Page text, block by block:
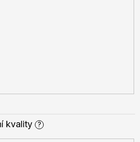
kvality ?